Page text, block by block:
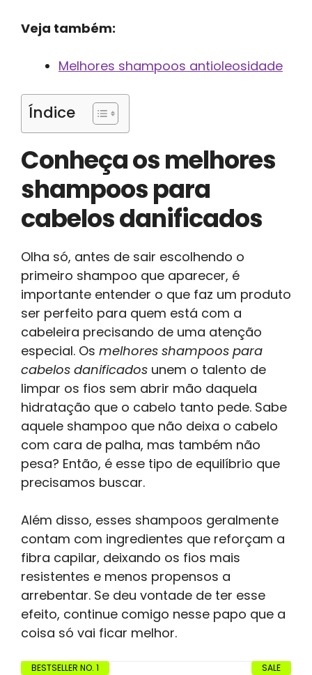
Veja também:
Melhores shampoos antioleosidade
Índice
Conheça os melhores
shampoos para
cabelos danificados
Olha só, antes de sair escolhendo o
primeiro shampoo que aparecer, é
importante entender o que faz um produto
ser perfeito para quem está com a
cabeleira precisando de uma atenção
especial. Os melhores shampoos para
cabelos danificados unem o talento de
limpar os fios sem abrir mão daquela
hidratação que o cabelo tanto pede. Sabe
aquele shampoo que não deixa o cabelo
com cara de palha, mas também não
pesa? Então, é esse tipo de equilíbrio que
precisamos buscar.
Além disso, esses shampoos geralmente
contam com ingredientes que reforçam a
fibra capilar, deixando os fios mais
resistentes e menos propensos a
arrebentar. Se deu vontade de ter esse
efeito, continue comigo nesse papo que a
coisa só vai ficar melhor.
SALE
BESTSELLER NO. 1